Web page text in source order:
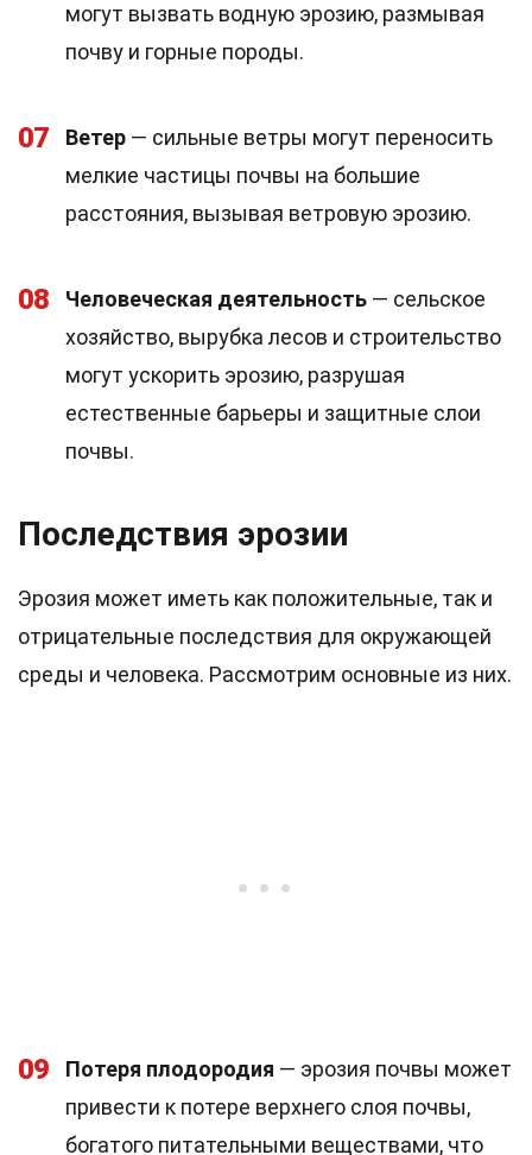
могут вызвать водную эрозию, размывая
почву и горные породы.
07 Ветер — сильные ветры могут переносить
мелкие частицы почвы на большие
расстояния, вызывая ветровую эрозию.
08 Человеческая деятельность — сельское
хозяйство, вырубка лесов и строительство
могут ускорить эрозию, разрушая
естественные барьеры и защитные слои
почвы.
Последствия эрозии
Эрозия может иметь как положительные, так и
отрицательные последствия для окружающей
среды и человека. Рассмотрим основные из них.
09 Потеря плодородия — эрозия почвы может
привести к потере верхнего слоя почвы,
богатого питательными веществами, что